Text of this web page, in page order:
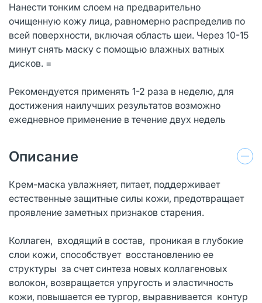
Нанести тонким слоем на предварительно
очищенную кожу лица, равномерно распределив по
всей поверхности, включая область шеи. Через 10-15
минут снять маску с помощью влажных ватных
дисков. =
Рекомендуется применять 1-2 раза в неделю, для
достижения наилучших результатов возможно
ежедневное применение в течение двух недель
Описание
Крем-маска увлажняет, питает, поддерживает
естественные защитные силы кожи, предотвращает
проявление заметных признаков старения.
Коллаген, входящий в состав, проникая в глубокие
слои кожи, способствует восстановлению ее
структуры за счет синтеза новых коллагеновых
волокон, возвращается упругость и эластичность
кожи, повышается ее тургор, выравнивается контур